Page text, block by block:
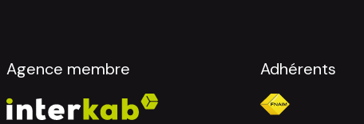
Agence membre Adhérents